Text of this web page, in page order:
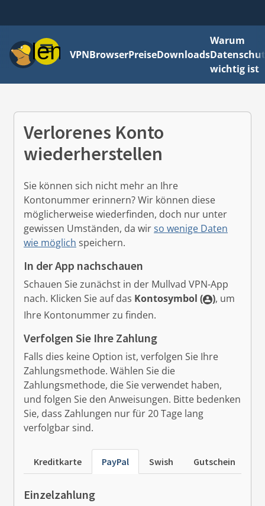
MenüVPNBrowserPreiseDownloads
Warum
wichtig ist
Verlorenes Konto
wiederherstellen
Sie können sich nicht mehr an Ihre
Kontonummer erinnern? Wir können diese
möglicherweise wiederfinden, doch nur unter
gewissen Umständen, da wirso wenige Daten
wie möglich speichern.
In der App nachschauen
Schauen Sie zunächst in der Mullvad VPN-App
nach. Klicken Sie auf das Kontosymbol ( ), um
Ihre Kontonummer zu finden.
Verfolgen Sie Ihre Zahlung
Falls dies keine Option ist, verfolgen Sie Ihre
Zahlungsmethode. Wählen Sie die
Zahlungsmethode, die Sie verwendet haben,
und folgen Sie den Anweisungen. Bitte bedenken
Sie, dass Zahlungen nur für 20 Tage lang
verfolgbar sind.
Kreditkarte PayPal Swish Gutschein
Einzelzahlung